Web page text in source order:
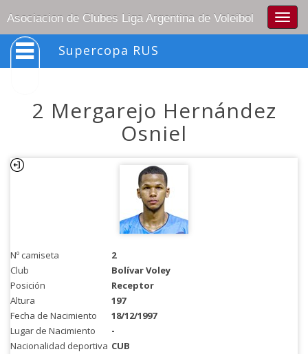
Asociacion de Clubes Liga Argentina de Voleibol
Supercopa RUS
2 Mergarejo Hernández
Osniel
Nº camiseta
2
Club
Bolívar Voley
Posición
Receptor
Altura
197
Fecha de Nacimiento
18/12/1997
Lugar de Nacimiento
-
Nacionalidad deportiva CUB